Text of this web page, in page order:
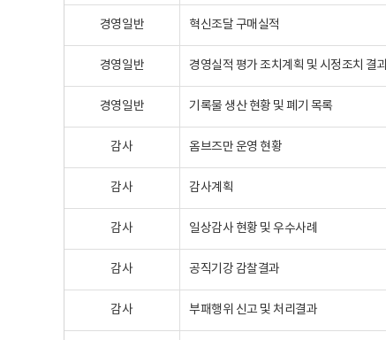
경영일반 혁신조달 구매실적
경영일반 경영실적 평가 조치계획 및 시정조치 결
경영일반 기록물 생산 현황 및 폐기 목록
감사 옴브즈만 운영 현황
감사 감사계획
감사 일상감사 현황 및 우수사례
감사 공직기강 감찰결과
감사 부패행위 신고 및 처리결과